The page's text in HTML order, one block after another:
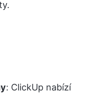
: ClickUp nabízí